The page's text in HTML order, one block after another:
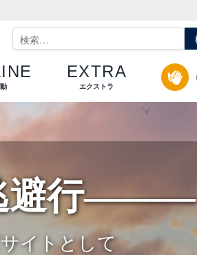
検
索:
EXTRA
エクストラ
避行―――
イトとして